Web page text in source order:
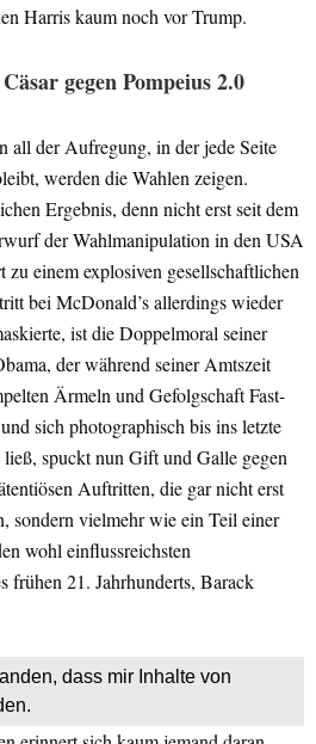
Harris kaum noch vor Trump.
gegen Pompeius 2.0
all der Aufregung, in der jede Seite
werden die Wahlen zeigen.
Ergebnis, denn nicht erst seit dem
der Wahlmanipulation in den USA
einem explosiven gesellschaftlichen
bei McDonald’s allerdings wieder
ist die Doppelmoral seiner
der während seiner Amtszeit
Ärmeln und Gefolgschaft Fast-
sich photographisch bis ins letzte
spuckt nun Gift und Galle gegen
Auftritten, die gar nicht erst
sondern vielmehr wie ein Teil einer
wohl einflussreichsten
frühen 21. Jahrhunderts, Barack
dass mir Inhalte von